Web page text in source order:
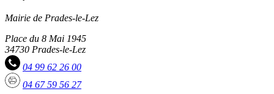
Mairie de Prades-le-Lez
Place du 8 Mai 1945
34730 Prades-le-Lez
04 99 62 26 00
04 67 59 56 27